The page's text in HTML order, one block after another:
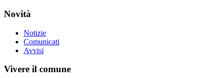
Novità
Notizie
Comunicati
Avvisi
Vivere il comune